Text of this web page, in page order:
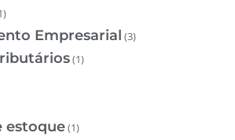
Empresarial (3)
(1)
estoque(1)